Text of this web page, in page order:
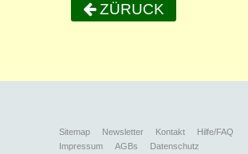
ZÜRUCK
Sitemap Newsletter Kontakt
Hilfe/FAQ
Impressum
AGBs
Datenschutz